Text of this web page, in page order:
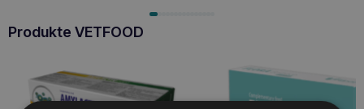
Produkte VETFOOD